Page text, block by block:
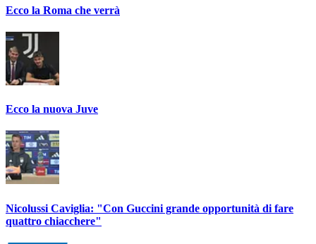
Ecco la Roma che verrà
Ecco la nuova Juve
Nicolussi Caviglia: "Con Guccini grande opportunità di fare
quattro chiacchere"